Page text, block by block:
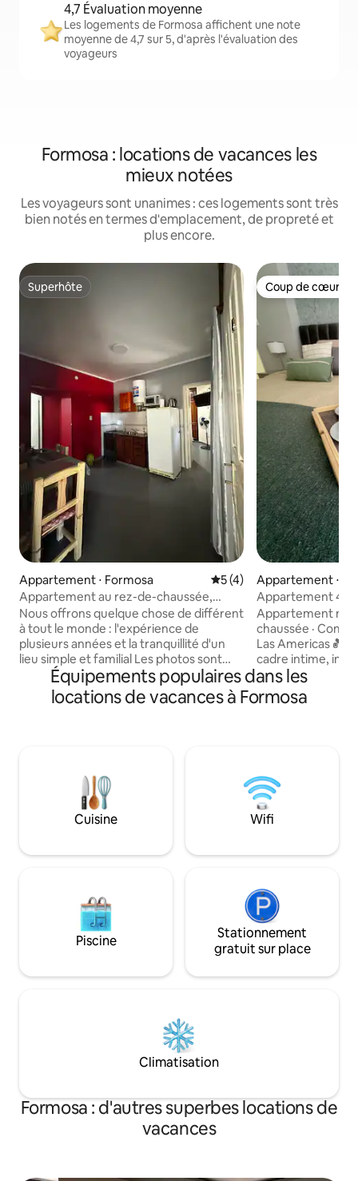
4,7 Évaluation moyenne
Les logements de Formosa affichent une note
moyenne de 4,7 sur 5, d'après l'évaluation des
voyageurs
Formosa : locations de vacances les
mieux notées
Les voyageurs sont unanimes : ces logements sont très
bien notés en termes d'emplacement, de propreté et
plus encore.
Superhôte
Superhôte
Appartement ⋅ Formosa Évaluation moyenne sur
5 (4)
Appartement au rez-de-chaussée,
accès rapide et pratique
Nous offrons quelque chose de différent
à tout le monde : l'expérience de
plusieurs années et la tranquillité d'un
lieu simple et familial Les photos sont
trompeuses et l'attention personnalisée
est quelque chose de spécial Cet
appartement est au rez-de-chaussée
avoir besoin d'utiliser les transports ou la
voiture L'appartement est une chambre
confortable qui dispose de deux lits
Cuisine-salle à manger tout confort
Coup de cœur
Coup de cœur
Appartement ⋅
Appartement 4
fermé · Parking
Appartement
chaussée ·
Las Americas 💑
cadre intime,
EMPLACEMENT :
Centre 12 min ·
FLEXIBLE : 2 lits
complexe ✨
Fi 336 Mbit/s ·
Check-in flexible
Parfait pour les
Équipements populaires dans les
locations de vacances à Formosa
Cuisine Wifi
Piscine
Stationnement
gratuit sur place
Climatisation
Formosa : d'autres superbes locations de
vacances